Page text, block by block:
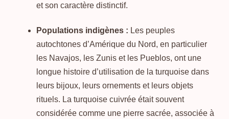
Sodalite, Pierre de communication
Tourmaline, Pierre d’équilibre
Turquoise africaine, Pierre de protection
et son caractère distinctif.
Populations indigènes : Les peuples
autochtones d’Amérique du Nord, en particulier
les Navajos, les Zunis et les Pueblos, ont une
longue histoire d’utilisation de la turquoise dans
leurs bijoux, leurs ornements et leurs objets
rituels. La turquoise cuivrée était souvent
considérée comme une pierre sacrée, associée à